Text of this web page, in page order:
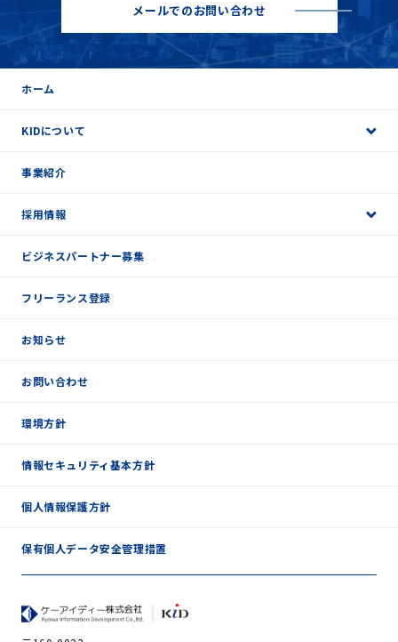
メールでのお問い合わせ
ホーム
KIDについて
事業紹介
採用情報
ビジネスパートナー募集
フリーランス登録
お知らせ
お問い合わせ
環境方針
情報セキュリティ基本方針
個人情報保護方針
保有個人データ安全管理措置